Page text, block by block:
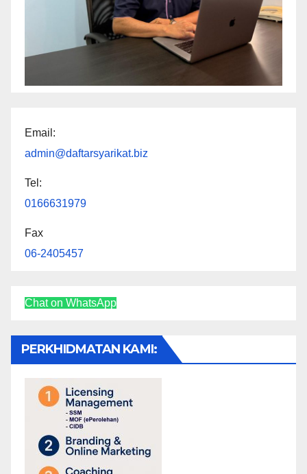
Email:
admin@daftarsyarikat.biz
Tel:
0166631979
Fax
06-2405457
Chat on WhatsApp
PERKHIDMATAN KAMI: